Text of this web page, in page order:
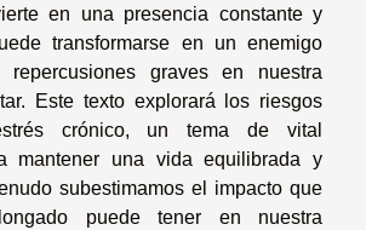
en una presencia constante y
transformarse en un enemigo
repercusiones graves en nuestra
Este texto explorará los riesgos
crónico, un tema de vital
mantener una vida equilibrada y
subestimamos el impacto que
puede tener en nuestra